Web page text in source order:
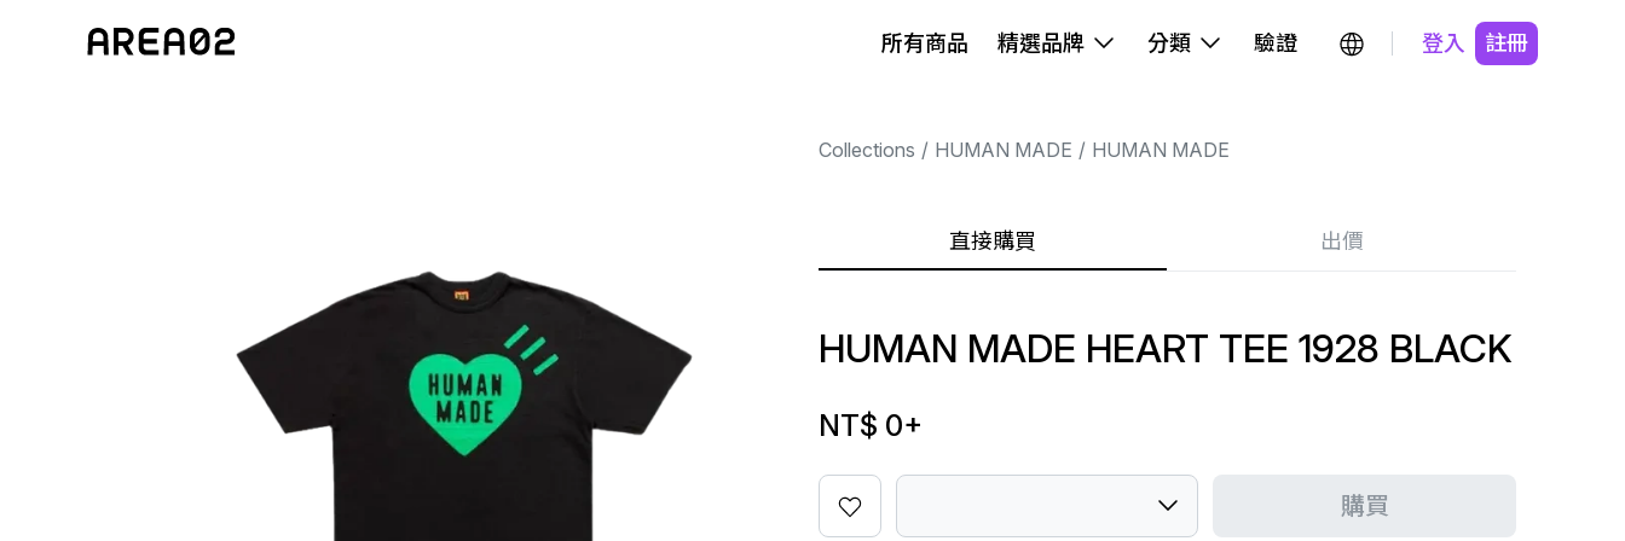
所有商品 精選品牌 分類 驗證 登入 註冊
Collections HUMAN MADE HUMAN MADE
直接購買 出價
HUMAN MADE HEART TEE 1928 BLACK
NT$ 0+
購買